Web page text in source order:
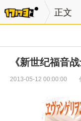
正文
《新世纪福音
2013-05-12 00:00:00